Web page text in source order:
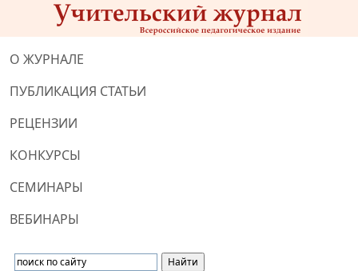
О ЖУРНАЛЕ
ПУБЛИКАЦИЯ СТАТЬИ
РЕЦЕНЗИИ
КОНКУРСЫ
СЕМИНАРЫ
ВЕБИНАРЫ